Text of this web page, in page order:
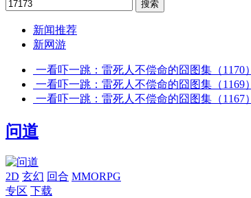
新闻推荐
新网游
一看吓一跳：雷死人不偿命的囧图集（1170）
一看吓一跳：雷死人不偿命的囧图集（1169）
一看吓一跳：雷死人不偿命的囧图集（1167）
问道
2D 玄幻 回合 MMORPG
专区 下载